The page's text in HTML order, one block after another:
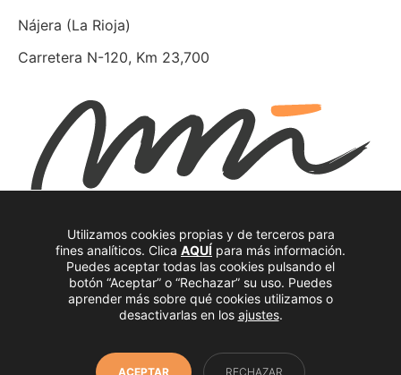
Nájera (La Rioja)
Carretera N-120, Km 23,700
hola@mueblesnunez.com
Carretera N-120, Km 23,700
26300 Nájera, La Rioja (España)
941 363 997
© Copyright 2026Muebles Núñez
Utilizamos cookies propias y de terceros para
fines analíticos. Clica AQUÍ para más información.
Puedes aceptar todas las cookies pulsando el
botón “Aceptar” o “Rechazar” su uso. Puedes
aprender más sobre qué cookies utilizamos o
desactivarlas en los ajustes.
ACEPTAR RECHAZAR